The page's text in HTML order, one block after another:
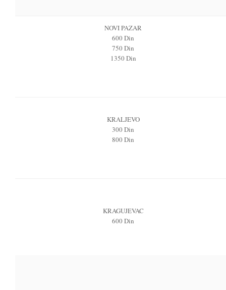
NOVI PAZAR
600 Din
750 Din
1350 Din
KRALJEVO
300 Din
800 Din
KRAGUJEVAC
600 Din